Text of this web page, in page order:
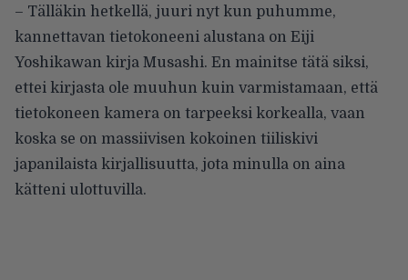
– Tälläkin hetkellä, juuri nyt kun puhumme,
kannettavan tietokoneeni alustana on Eiji
Yoshikawan kirja Musashi. En mainitse tätä siksi,
ettei kirjasta ole muuhun kuin varmistamaan, että
tietokoneen kamera on tarpeeksi korkealla, vaan
koska se on massiivisen kokoinen tiiliskivi
japanilaista kirjallisuutta, jota minulla on aina
kätteni ulottuvilla.